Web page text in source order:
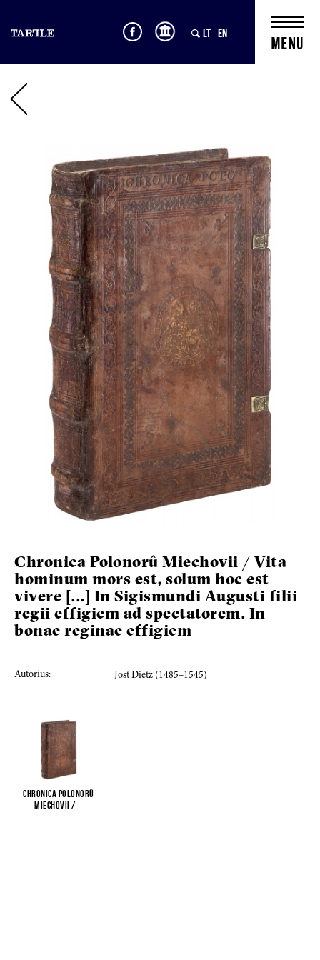
LT EN
Chronica Polonorû Miechovii / Vita
hominum mors est, solum hoc est
vivere [...] In Sigismundi Augusti filii
regii effigiem ad spectatorem. In
bonae reginae effigiem
Autorius: Jost Dietz (1485–1545)
Chronica Polonorû
Miechovii /